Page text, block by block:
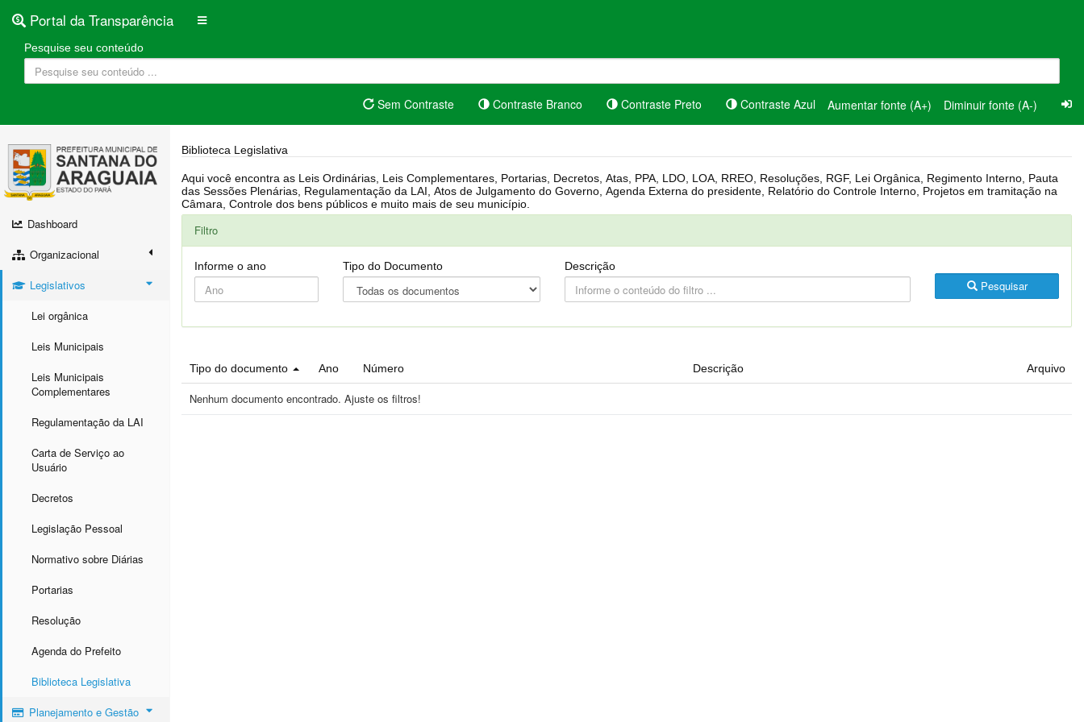
Portal da Transparência
Pesquise seu conteúdo
Sem Contraste Contraste Branco Contraste Preto Contraste Azul Aumentar fonte (A+) Diminuir fonte (A-)
Dashboard
Organizacional
Legislativos
Lei orgânica
Leis Municipais
Leis Municipais
Complementares
Regulamentação da LAI
Carta de Serviço ao
Usuário
Decretos
Legislação Pessoal
Normativo sobre Diárias
Portarias
Resolução
Agenda do Prefeito
Biblioteca Legislativa
Planejamento e Gestão
Biblioteca Legislativa
Aqui você encontra as Leis Ordinárias, Leis Complementares, Portarias, Decretos, Atas, PPA, LDO, LOA, RREO, Resoluções, RGF, Lei Orgânica, Regimento Interno, Pauta
das Sessões Plenárias, Regulamentação da LAI, Atos de Julgamento do Governo, Agenda Externa do presidente, Relatório do Controle Interno, Projetos em tramitação na
Câmara, Controle dos bens públicos e muito mais de seu município.
Filtro
Informe o ano Tipo do Documento Descrição
Pesquisar
Tipo do documento Ano Número Descrição Arquivo
Nenhum documento encontrado. Ajuste os filtros!